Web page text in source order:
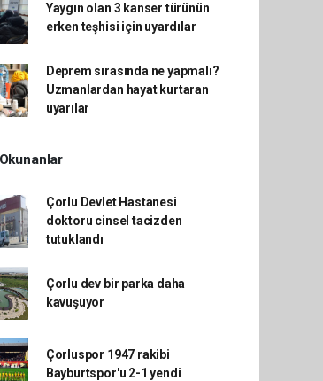
Yaygın olan 3 kanser türünün
erken teşhisi için uyardılar
Deprem sırasında ne yapmalı?
Uzmanlardan hayat kurtaran
uyarılar
Çorlu Devlet Hastanesi
doktoru cinsel tacizden
tutuklandı
Çorlu dev bir parka daha
kavuşuyor
Çorluspor 1947 rakibi
Bayburtspor'u 2-1 yendi